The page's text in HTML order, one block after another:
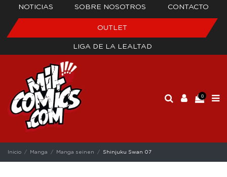
NOTICIAS SOBRE NOSOTROS CONTACTO
OUTLET
LIGA DE LA LEALTAD
0
Inicio Manga Manga seinen Shinjuku Swan 07